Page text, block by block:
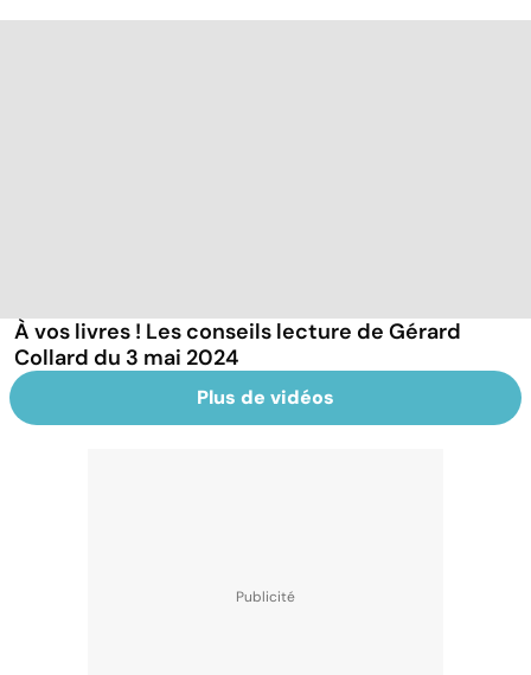
À vos livres ! Les conseils lecture de Gérard
Collard du 3 mai 2024
Plus de vidéos